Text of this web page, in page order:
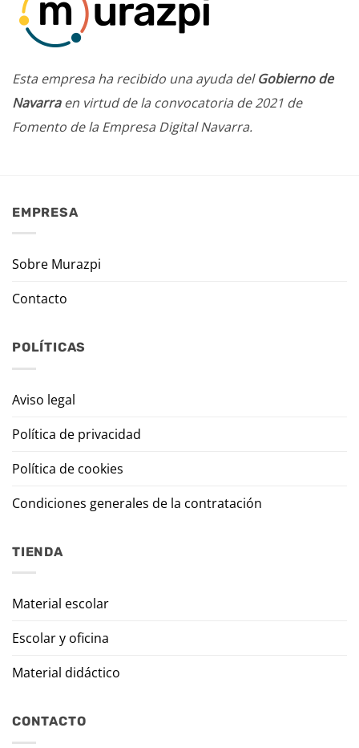
Esta empresa ha recibido una ayuda delGobierno de
Navarraen virtud de la convocatoria de 2021 de
Fomento de la Empresa Digital Navarra.
EMPRESA
Sobre Murazpi
Contacto
POLÍTICAS
Aviso legal
Política de privacidad
Política de cookies
Condiciones generales de la contratación
TIENDA
Material escolar
Escolar y oficina
Material didáctico
CONTACTO